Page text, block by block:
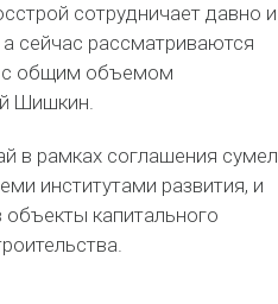
сотрудничает давно и
сейчас рассматриваются
с общим объемом
Шишкин.
в рамках соглашения сумел
институтами развития, и
объекты капитального